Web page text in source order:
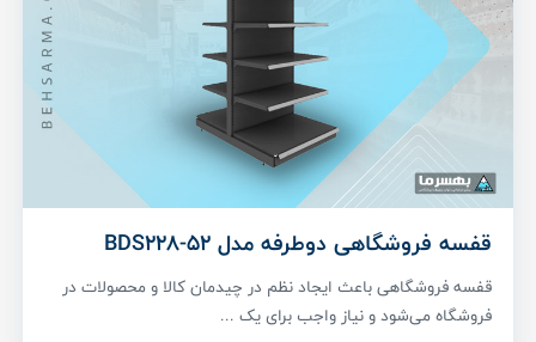
قفسه فروشگاهی دوطرفه مدل BDS228-52
قفسه فروشگاهی باعث ایجاد نظم در چیدمان کالا و محصولات در
فروشگاه می‌شود و نیاز واجب برای یک ...